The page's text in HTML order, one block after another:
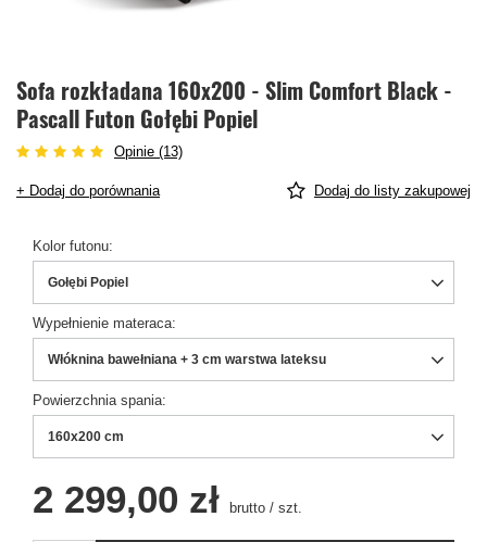
Sofa rozkładana 160x200 - Slim Comfort Black -
Pascall Futon Gołębi Popiel
Opinie (13)
+ Dodaj do porównania Dodaj do listy zakupowej
Kolor futonu
Gołębi Popiel
Wypełnienie materaca
Włóknina bawełniana + 3 cm warstwa lateksu
Powierzchnia spania
160x200 cm
2 299,00 zł brutto / szt.